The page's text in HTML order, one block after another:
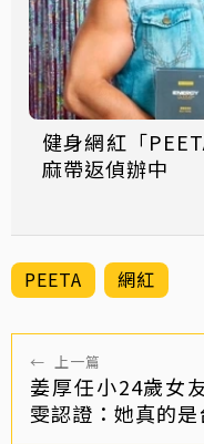
健身網紅「
麻帶返偵辦中
PEETA 網紅
← 上一篇
姜厚任小24歲女
雯認證：她真的